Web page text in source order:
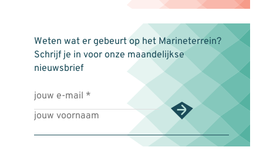
Weten wat er gebeurt op het Marineterrein?
Schrijf je in voor onze maandelijkse
nieuwsbrief